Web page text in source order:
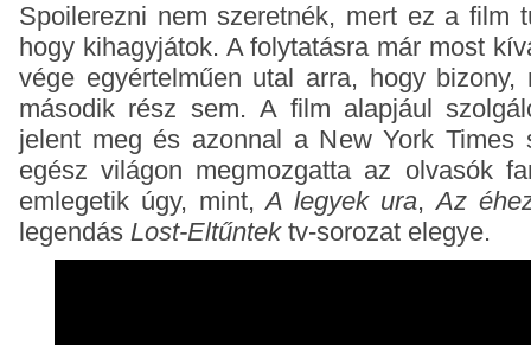
Spoilerezni nem szeretnék, mert ez a film
hogy kihagyjátok. A folytatásra már most
vége egyértelműen utal arra, hogy
második rész sem. A film alapjául
jelent meg és azonnal a New York Times
egész világon megmozgatta az olvasók
emlegetik úgy, mint,A legyek ura,Az
legendás Lost-Eltűntektv-sorozat elegye.